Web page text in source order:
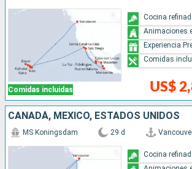
Comidas incluidas US$
Cocina
Animaciones
Experiencia
Comidas
CANADÁ, MÉXICO, ESTADOS UNIDOS
MS Koningsdam 29 d
Cocina